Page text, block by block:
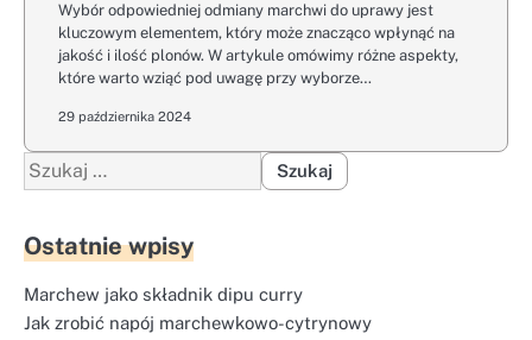
Wybór odpowiedniej odmiany marchwi do uprawy jest
kluczowym elementem, który może znacząco wpłynąć na
jakość i ilość plonów. W artykule omówimy różne aspekty,
które warto wziąć pod uwagę przy wyborze…
29 października 2024
Szukaj:
Ostatnie wpisy
Marchew jako składnik dipu curry
Jak zrobić napój marchewkowo-cytrynowy